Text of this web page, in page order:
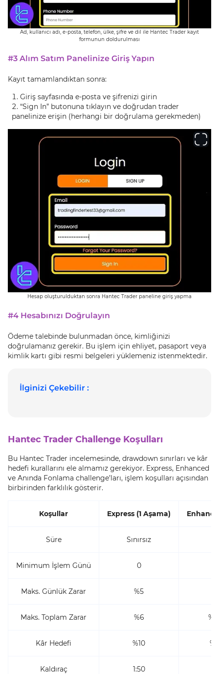
Ad, kullanıcı adı, e-posta, telefon, ülke, şifre ve dil ile Hantec Trader kayıt
formunun doldurulması
#3 Alım Satım Panelinize Giriş Yapın
Kayıt tamamlandıktan sonra:
Giriş sayfasında e-posta ve şifrenizi girin
“Sign In” butonuna tıklayın ve doğrudan trader
panelinize erişin (herhangi bir doğrulama gerekmeden)
Hesap oluşturulduktan sonra Hantec Trader paneline giriş yapma
#4 Hesabınızı Doğrulayın
Ödeme talebinde bulunmadan önce, kimliğinizi
doğrulamanız gerekir. Bu işlem için ehliyet, pasaport veya
kimlik kartı gibi resmi belgeleri yüklemeniz istenmektedir.
İlginizi Çekebilir :
Hantec Trader Challenge Koşulları
Bu Hantec Trader incelemesinde, drawdown sınırları ve kâr
hedefi kurallarını ele almamız gerekiyor. Express, Enhanced
ve Anında Fonlama challenge’ları, işlem koşulları açısından
birbirinden farklılık gösterir.
Koşullar Express (1 Aşama)
Süre Sınırsız
Minimum İşlem Günü 0
Maks. Günlük Zarar %5
Maks. Toplam Zarar %6
Kâr Hedefi %10
Kaldıraç 1:50